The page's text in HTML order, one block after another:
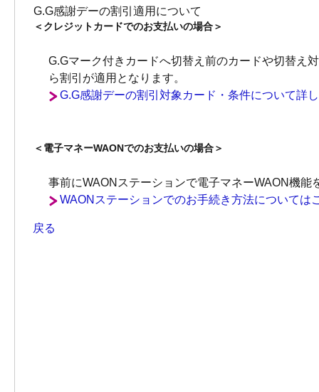
G.G感謝デーの割引適用について
＜クレジットカードでのお支払いの場合＞
G.Gマーク付きカードへ切替え前のカードや切替え
ら割引が適用となります。
G.G感謝デーの割引対象カード・条件について詳
＜電子マネーWAONでのお支払いの場合＞
事前にWAONステーションで電子マネーWAON機
WAONステーションでのお手続き方法については
戻る